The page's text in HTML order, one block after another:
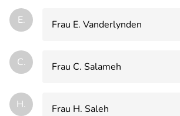
E. Frau E. Vanderlynden
C. Frau C. Salameh
H. Frau H. Saleh